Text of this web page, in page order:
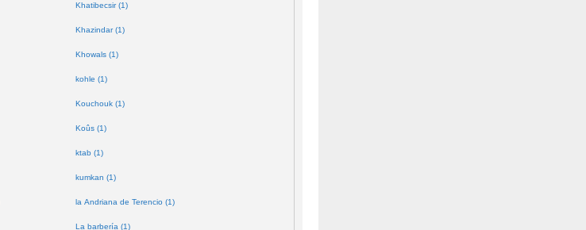
Khatibecsir (1)
Khazindar (1)
Khowals (1)
kohle (1)
Kouchouk (1)
Koûs (1)
ktab (1)
kumkan (1)
la Andriana de Terencio (1)
La barbería (1)